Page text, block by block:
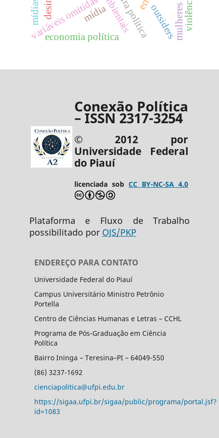
variáveis omitidas
economia política
mídia outsiders
Conexão Política
– ISSN 2317-3254
© 2012 por
Universidade Federal
do Piauí
licenciada sob CC BY-NC-SA 4.0
Plataforma e Fluxo de Trabalho
possibilitado por OJS/PKP
ENDEREÇO PARA CONTATO
Universidade Federal do Piauí
Campus Universitário Ministro Petrônio
Portella
Centro de Ciências Humanas e Letras – CCHL
Programa de Pós-Graduação em Ciência
Política
Bairro Ininga – Teresina–PI – 64049-550
(86) 3237-1692
cienciapolitica@ufpi.edu.br
https://sigaa.ufpi.br/sigaa/public/programa/portal.jsf?
id=1083